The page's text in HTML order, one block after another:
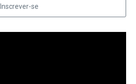
Inscrever-se